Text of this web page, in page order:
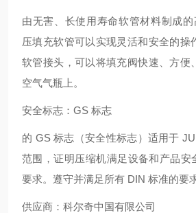
由无害、长使用寿命软管材料制成
压填充软管可以实现灵活和安全的操
软管接头，可以将填充阀快速、方便
空气气瓶上。
安全标志：GS 标志
的 GS 标志（安全性标志）适用于
范围，证明压缩机满足设备和产品安
要求。遵守并满足所有 DIN 标准的要求
供应商：科尔奇中国有限公司